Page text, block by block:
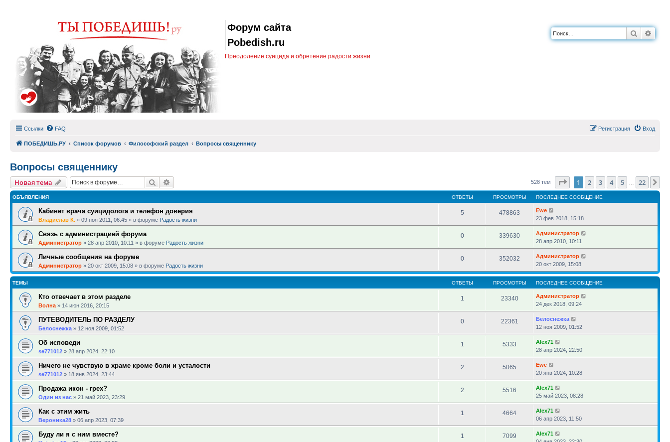
Форум сайта
Pobedish.ru
Преодоление суицида и обретение радости жизни
Поиск
Ссылки FAQ Вход
Регистрация
ПОБЕДИШЬ.РУ Список форумов Философский раздел Вопросы священнику
Вопросы священнику
Новая тема Поиск 528 тем Страница1 из 22
1 2 3 4 5 22
ОБЪЯВЛЕНИЯ ОТВЕТЫ ПРОСМОТРЫ ПОСЛЕДНЕЕ СООБЩЕНИЕ
Кабинет врача суицидолога и телефон доверия
Владислав К. » 09 ноя 2011, 06:45 » в форуме Радость жизни
5 478863
Ewe
23 фев 2018, 15:18
Связь с администрацией форума
Администратор » 28 апр 2010, 10:11 » в форуме Радость жизни
0 339630
Администратор
28 апр 2010, 10:11
Личные сообщения на форуме
Администратор » 20 окт 2009, 15:08 » в форуме Радость жизни
0 352032
Администратор
20 окт 2009, 15:08
ТЕМЫ ОТВЕТЫ ПРОСМОТРЫ ПОСЛЕДНЕЕ СООБЩЕНИЕ
Кто отвечает в этом разделе
Волна » 14 июн 2016, 20:15
1 23340
Администратор
24 дек 2018, 09:24
ПУТЕВОДИТЕЛЬ ПО РАЗДЕЛУ
Белоснежка » 12 ноя 2009, 01:52
0 22361
Белоснежка
12 ноя 2009, 01:52
Об исповеди
se771012 » 28 апр 2024, 22:10
1 5333
Alex71
28 апр 2024, 22:50
Ничего не чувствую в храме кроме боли и усталости
se771012 » 18 янв 2024, 23:44
2 5065
Ewe
20 янв 2024, 10:28
Продажа икон - грех?
Один из нас » 21 май 2023, 23:29
2 5516
Alex71
25 май 2023, 08:28
Как с этим жить
Вероника28 » 06 апр 2023, 07:39
1 4664
Alex71
06 апр 2023, 11:50
Буду ли я с ним вместе? 1 7099
Alex71